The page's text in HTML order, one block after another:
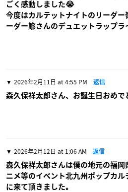
ごく感動しました😭
今度はカルテットナイトのリーダー
ーダー簓さんのデュエットラップ
2026年2月11日 at 4:55 PM 返信
森久保祥太郎さん、お誕生日おめで
2026年2月12日 at 1:06 AM 返信
森久保祥太郎さんは僕の地元の福岡
ニメ等のイベント北九州ポップカ
に来て頂きました｡